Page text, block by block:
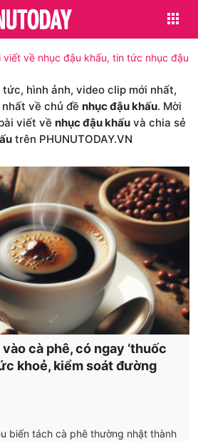
về nhục đậu khấu, tin tức nhục đậu
hình ảnh, video clip mới nhất,
về chủ đề nhục đậu khấu. Mời
viết về nhục đậu khấu và chia sẻ
trên PHUNUTODAY.VN
cà phê, có ngay ‘thuốc
khoẻ, kiểm soát đường
biến tách cà phê thường nhật thành